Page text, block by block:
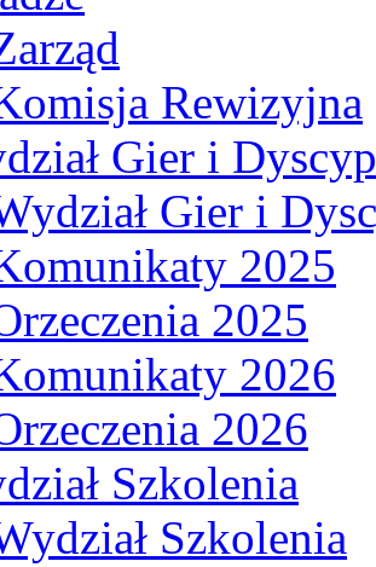
Rewizyjna
Gier i
Gier i
2025
2025
2026
2026
Szkolenia
Szkolenia